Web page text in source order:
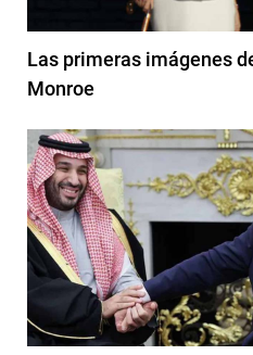
Las primeras imágenes
Monroe